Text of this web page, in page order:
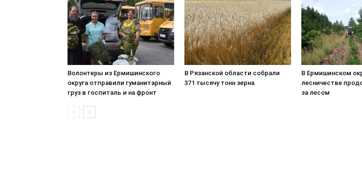
Волонтеры из Ермишинского
округа отправили гуманитарный
груз в госпиталь и на фронт
В Рязанской области собрали
371 тысячу тонн зерна
В Ермишинском
лесничестве
за лесом